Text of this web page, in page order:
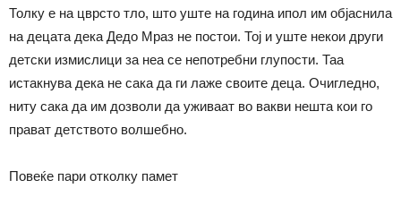
Толку е на цврсто тло, што уште на година ипол им објаснила
на децата дека Дедо Мраз не постои. Тој и уште некои други
детски измислици за неа се непотребни глупости. Таа
истакнува дека не сака да ги лаже своите деца. Очигледно,
ниту сака да им дозволи да уживаат во вакви нешта кои го
прават детството волшебно.
Повеќе пари отколку памет